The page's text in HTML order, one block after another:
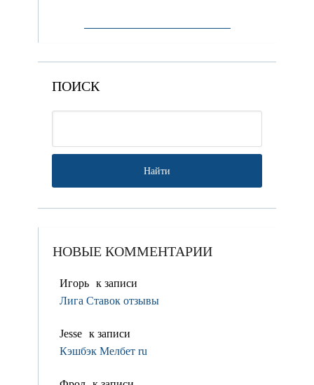
ПОИСК
НОВЫЕ КОММЕНТАРИИ
Игорь к записи
Лига Ставок отзывы
Jesse к записи
Кэшбэк Мелбет ru